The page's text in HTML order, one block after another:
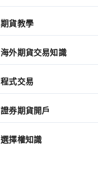
期貨教學
海外期貨交易知識
程式交易
證券期貨開戶
選擇權知識